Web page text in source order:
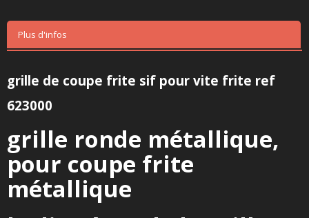
Plus d'infos
grille de coupe frite sif pour vite frite ref
623000
grille ronde métallique,
pour coupe frite
métallique